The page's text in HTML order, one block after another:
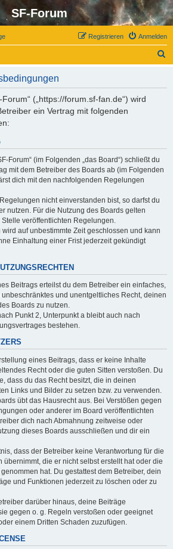
SF-Forum
Anmelden
Registrieren
(„https://forum.sf-fan.de“) wird
ein Vertrag mit folgenden
Forum“ (im Folgenden „das Board“) schließt du
mit dem Betreiber des Boards ab (im Folgenden
dich mit den nachfolgenden Regelungen
nicht einverstanden bist, so darfst du
nutzen. Für die Nutzung des Boards gelten
veröffentlichten Regelungen.
wird auf unbestimmte Zeit geschlossen und kann
Einhaltung einer Frist jederzeit gekündigt
Beitrags erteilst du dem Betreiber ein einfaches,
und unentgeltliches Recht, deinen
Boards zu nutzen.
Punkt 2, Unterpunkt a bleibt auch nach
bestehen.
eines Beitrags, dass er keine Inhalte
Recht oder die guten Sitten verstoßen. Du
dass du das Recht besitzt, die in deinen
Links und Bilder zu setzen bzw. zu verwenden.
übt das Hausrecht aus. Bei Verstößen gegen
oder anderer im Board veröffentlichten
dich nach Abmahnung zeitweise oder
dieses Boards ausschließen und dir ein
dass der Betreiber keine Verantwortung für die
übernimmt, die er nicht selbst erstellt hat oder die
hat. Du gestattest dem Betreiber, dein
und Funktionen jederzeit zu löschen oder zu
darüber hinaus, deine Beiträge
gegen o. g. Regeln verstoßen oder geeignet
einem Dritten Schaden zuzufügen.